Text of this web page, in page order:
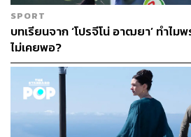
SPORT
บทเรียนจาก ‘โปรจีโน่ อาฒยา’ ทำไม
ไม่เคยพอ?